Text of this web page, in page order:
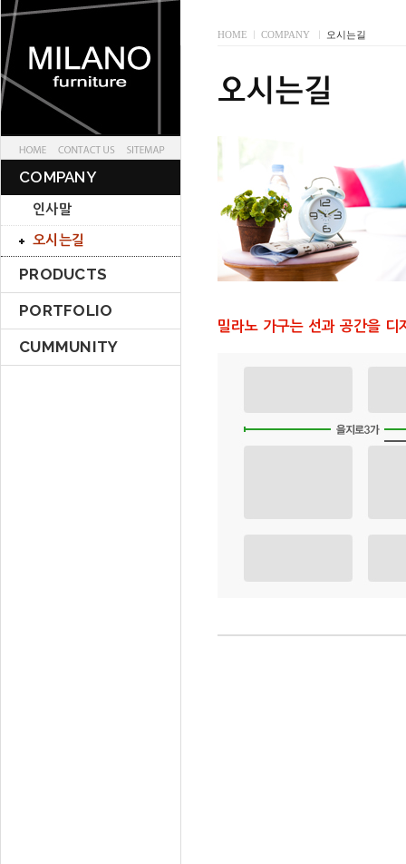
HOME COMPANY 오시는길
COMPANY
인사말
오시는길
PRODUCTS
PORTFOLIO
CUMMUNITY
밀라노 가구는 선과 공간을 디